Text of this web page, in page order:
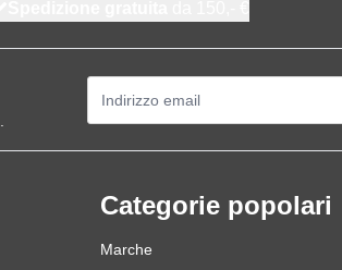
Categorie popolari
Marche